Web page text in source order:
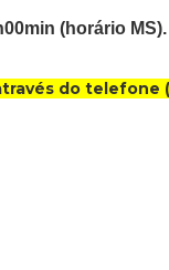
(horário MS).
do telefone